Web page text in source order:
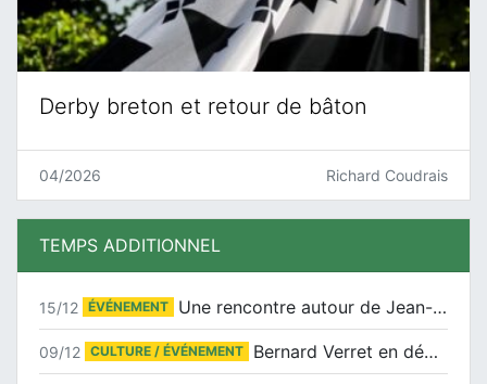
Derby breton et retour de bâton
04/2026 Richard Coudrais
TEMPS ADDITIONNEL
15/12 ÉVÉNEMENT Une rencontre autour de Jean-Claude Suaudeau
09/12 CULTURE / ÉVÉNEMENT Bernard Verret en dédicaces le samedi 13 décembre à l’Espace Culturel Atlantis